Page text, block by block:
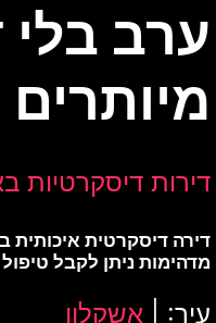
ערב בלי
מיותרים
דירות דיסקרטיות
דירה דיסקרטית
מדהימות ניתן לקבל
עיר: | אשקלון